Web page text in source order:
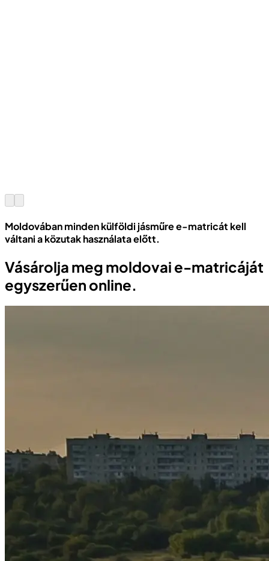
Moldovában minden külföldi jásműre e-matricát kell
váltani a közutak használata előtt.
Vásárolja meg moldovai e-matricáját
egyszerűen online.